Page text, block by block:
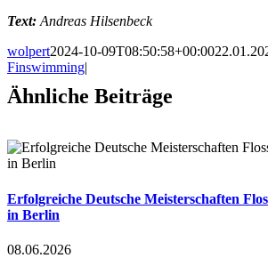
Text:Andreas Hilsenbeck
wolpert2024-10-09T08:50:58+00:00
Finswimming|
Ähnliche Beiträge
Erfolgreiche Deutsche Meisterschaften
in Berlin
08.06.2026